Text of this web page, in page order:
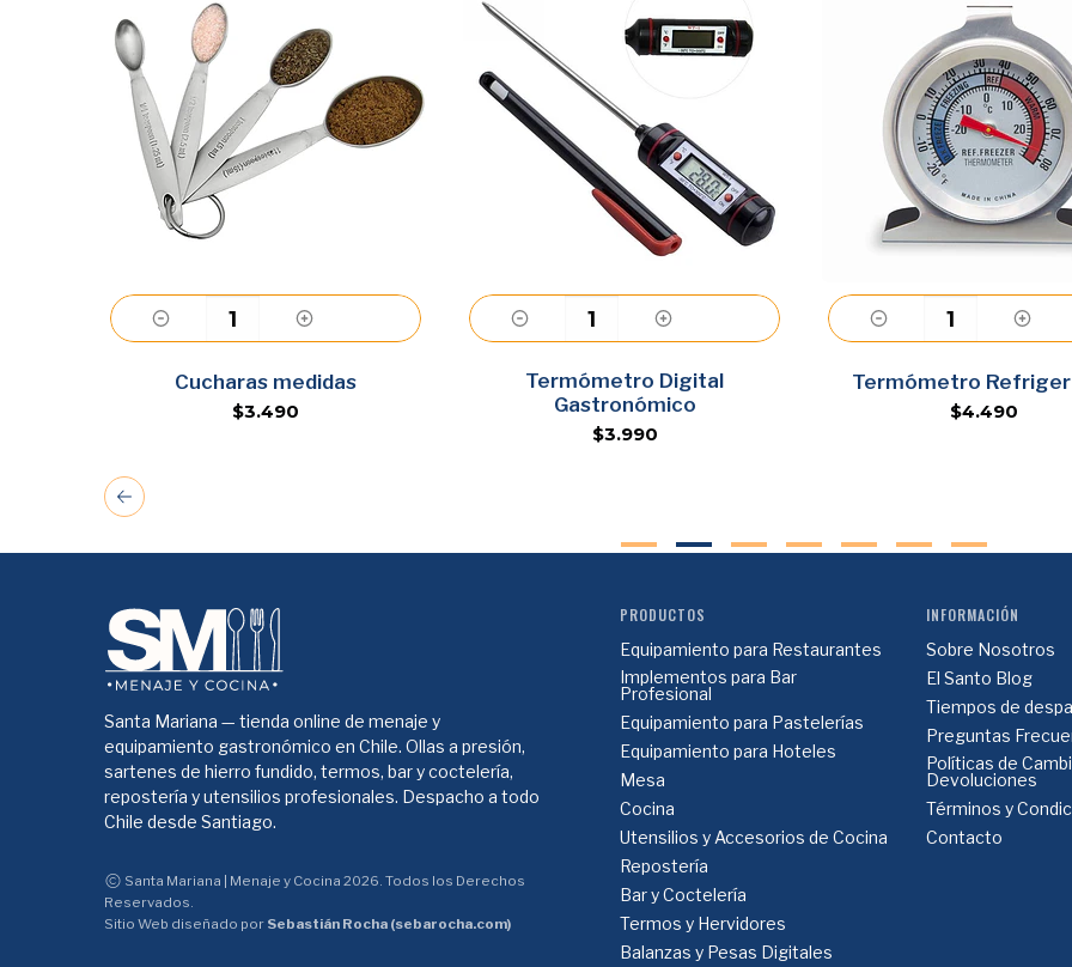
Agregar
Cucharas medidas
$3.490
Agregar
Termómetro Digital
Gastronómico
$3.990
Agregar
Termómetro
$4.490
Santa Mariana — tienda online de menaje y
equipamiento gastronómico en Chile. Ollas a presión,
sartenes de hierro fundido, termos, bar y coctelería,
repostería y utensilios profesionales. Despacho a todo
Chile desde Santiago.
Santa Mariana | Menaje y Cocina 2026. Todos los Derechos
Reservados.
Sitio Web diseñado por Sebastián Rocha (sebarocha.com)
PRODUCTOS
Equipamiento para Restaurantes
Implementos para Bar
Profesional
Equipamiento para Pastelerías
Equipamiento para Hoteles
Mesa
Cocina
Utensilios y Accesorios de Cocina
Repostería
Bar y Coctelería
Termos y Hervidores
Balanzas y Pesas Digitales
INFORMACIÓN
Sobre Nosotros
El Santo Blog
Tiempos de
Preguntas
Políticas de
Devoluciones
Términos y
Contacto